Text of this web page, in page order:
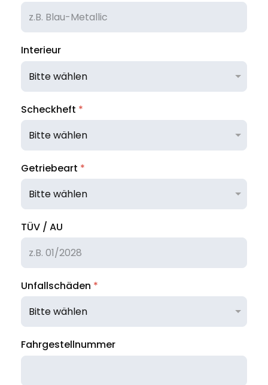
Interieur
Scheckheft *
Getriebeart *
TÜV / AU
Unfallschäden *
Fahrgestellnummer